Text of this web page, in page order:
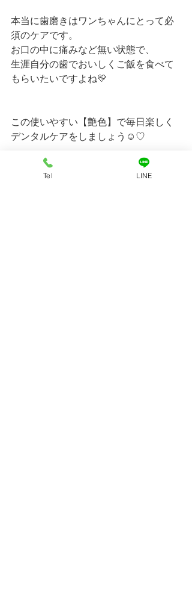
本当に歯磨きはワンちゃんにとって必
須のケアです。
お口の中に痛みなど無い状態で、
生涯自分の歯でおいしくご飯を食べて
もらいたいですよね💛
この使いやすい【艶色】で毎日楽しく
デンタルケアをしましょう☺♡
Tel LINE